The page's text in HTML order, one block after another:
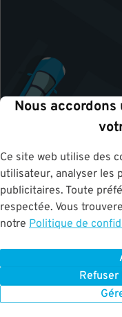
Nous
Ce site web utilise des
utilisateur, analyser les
publicitaires. Toute
respectée. Vous
notre Politique de
Tous les droits
Terms of Use for Motorists|
Your Privacy Choices